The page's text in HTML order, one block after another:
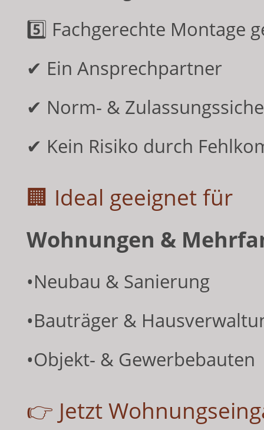
5️⃣ Fachgerechte Montage
✔ Ein Ansprechpartner
✔ Norm- &
✔ Kein Risiko durch
🏢 Ideal geeignet für
Wohnungen &
•Neubau & Sanierung
•Bauträger &
•Objekt- & Gewerbebauten
👉 Jetzt